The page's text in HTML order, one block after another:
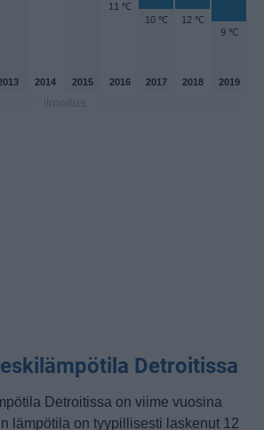
11 ℃
10 ℃ 12 ℃
9 ℃
2014 2015 2016 2017 2018 2019
Detroitissa
Detroitissa on viime vuosina
lämpötila on tyypillisesti laskenut 12